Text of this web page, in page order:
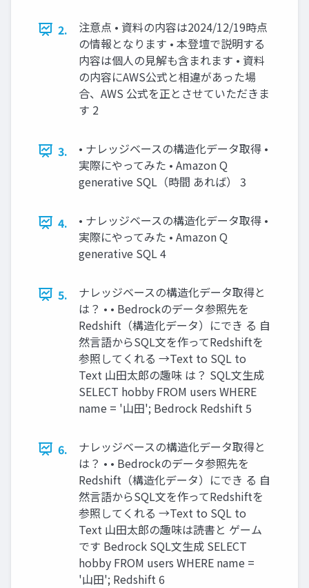
2.
注意点 • 資料の内容は2024/12/19時点
の情報となります • 本登壇で説明する
内容は個人の見解も含まれます • 資料
の内容にAWS公式と相違があった場
合、AWS 公式を正とさせていただきま
す 2
3.
• ナレッジベースの構造化データ取得 •
実際にやってみた • Amazon Q
generative SQL（時間 あれば） 3
4.
• ナレッジベースの構造化データ取得 •
実際にやってみた • Amazon Q
generative SQL 4
5.
ナレッジベースの構造化データ取得と
は？ • • Bedrockのデータ参照先を
Redshift（構造化データ）にでき る 自
然言語からSQL文を作ってRedshiftを
参照してくれる →Text to SQL to
Text 山田太郎の趣味 は？ SQL文生成
SELECT hobby FROM users WHERE
name = '山田'; Bedrock Redshift 5
6.
ナレッジベースの構造化データ取得と
は？ • • Bedrockのデータ参照先を
Redshift（構造化データ）にでき る 自
然言語からSQL文を作ってRedshiftを
参照してくれる →Text to SQL to
Text 山田太郎の趣味は読書と ゲーム
です Bedrock SQL文生成 SELECT
hobby FROM users WHERE name =
'山田'; Redshift 6